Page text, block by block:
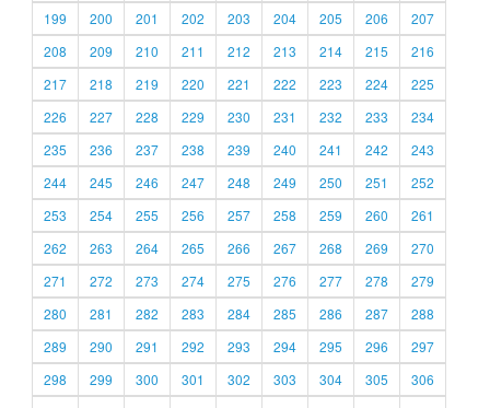
199
200 201 202 203 204 205 206
207
208
209 210 211 212 213 214 215
216
217
218 219 220 221 222 223 224
225
226
227 228 229 230 231 232 233
234
235
236 237 238 239 240 241 242
243
244
245 246 247 248 249 250 251
252
253
254 255 256 257 258 259 260
261
262
263 264 265 266 267 268 269
270
271
272 273 274 275 276 277 278
279
280
281 282 283 284 285 286 287
288
289
290 291 292 293 294 295 296
297
298
299 300 301 302 303 304 305
306